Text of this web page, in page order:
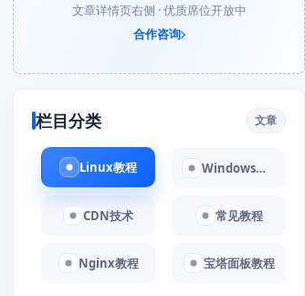
文章详情页右侧 · 优质席位开放中
合作咨询
栏目分类 文章
Linux教程 Windows教程
CDN技术 常见教程
Nginx教程 宝塔面板教程